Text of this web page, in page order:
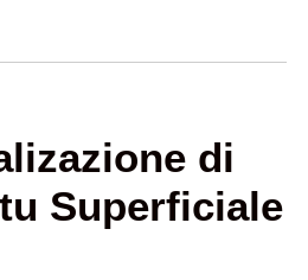
di
Superficiale